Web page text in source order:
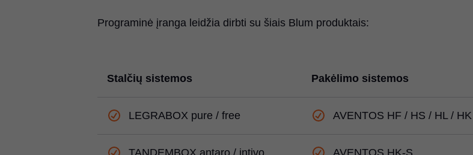
Programinė įranga leidžia dirbti su šiais Blum produktais:
Stalčių sistemos Pakėlimo sistemos
LEGRABOX pure / free AVENTOS HF / HS / HL / HK